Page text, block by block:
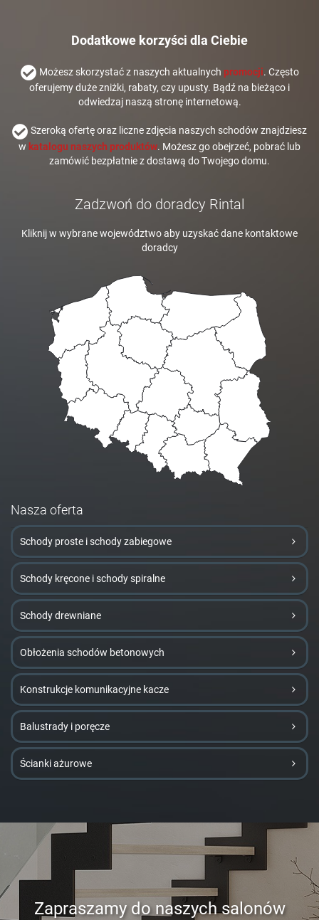
Dodatkowe korzyści dla Ciebie
Możesz skorzystać z naszych aktualnych promocji. Często
oferujemy duże zniżki, rabaty, czy upusty. Bądź na bieżąco i
odwiedzaj naszą stronę internetową.
Szeroką ofertę oraz liczne zdjęcia naszych schodów znajdziesz
w katalogu naszych produktów. Możesz go obejrzeć, pobrać lub
zamówić bezpłatnie z dostawą do Twojego domu.
Zadzwoń do doradcy Rintal
Kliknij w wybrane województwo aby uzyskać dane kontaktowe
doradcy
Nasza oferta
Schody proste i schody zabiegowe
Schody kręcone i schody spiralne
Schody drewniane
Obłożenia schodów betonowych
Konstrukcje komunikacyjne kacze
Balustrady i poręcze
Ścianki ażurowe
Zapraszamy do naszych salonów